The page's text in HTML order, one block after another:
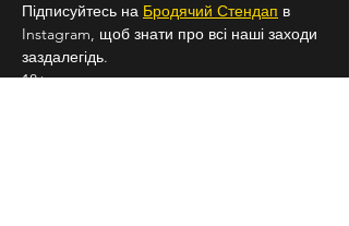
Підписуйтесь на Бродячий Стендап в
Instagram, щоб знати про всі наші заходи
заздалегідь.
18+